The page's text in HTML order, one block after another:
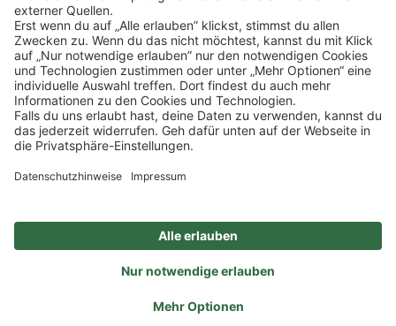
NEWSLETTER
BESUCHEN SIE UNS
Alle Preise inkl. gesetzl. Mehrwertsteuer zzgl. Versandkosten und ggf.
Nachnahmegebühren, wenn nicht anders angegeben.
Zertifizierter Bio-Fachhändler